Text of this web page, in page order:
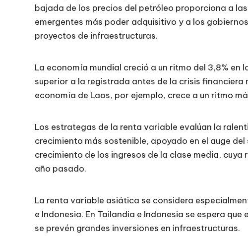
bajada de los precios del petróleo proporciona a
emergentes más poder adquisitivo y a los
proyectos de infraestructuras.
La economía mundial creció a un ritmo del 3,8% en
superior a la registrada antes de la crisis
economía de Laos, por ejemplo, crece a un ritmo
Los estrategas de la renta variable evalúan la
crecimiento más sostenible, apoyado en el auge
crecimiento de los ingresos de la clase media, cuya
año pasado.
La renta variable asiática se considera
e Indonesia. En Tailandia e Indonesia se espera
se prevén grandes inversiones en infraestructuras.